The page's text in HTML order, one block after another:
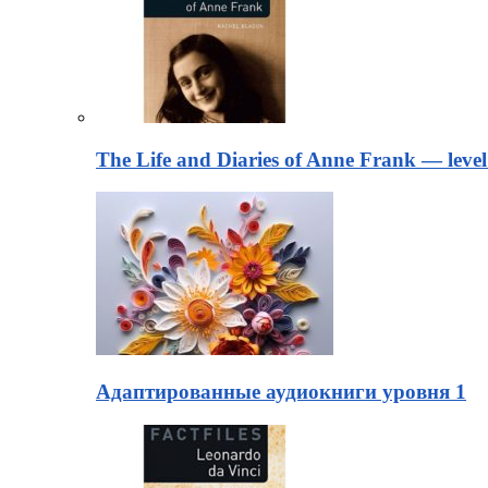
The Life and Diaries of Anne Frank —
Адаптированные аудиокниги уровня 1